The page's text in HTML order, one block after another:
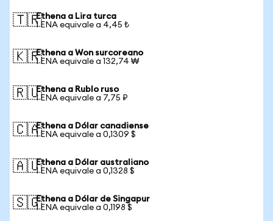
🇹🇷Ethena a Lira turca
1 ENA equivale a 4,45 ₺
🇰🇷Ethena a Won surcoreano
1 ENA equivale a 132,74 ₩
🇷🇺Ethena a Rublo ruso
1 ENA equivale a 7,75 ₽
🇨🇦Ethena a Dólar canadiense
1 ENA equivale a 0,1309 $
🇦🇺Ethena a Dólar australiano
1 ENA equivale a 0,1328 $
🇸🇬Ethena a Dólar de Singapur
1 ENA equivale a 0,1198 $